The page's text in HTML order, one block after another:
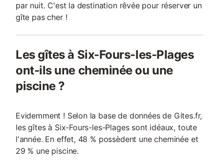
par nuit. C'est la destination rêvée pour réserver un
gîte pas cher !
Les gîtes à Six-Fours-les-Plages
ont-ils une cheminée ou une
piscine ?
Evidemment ! Selon la base de données de Gites.fr,
les gîtes à Six-Fours-les-Plages sont idéaux, toute
l'année. En effet, 48 % possèdent une cheminée et
29 % une piscine.